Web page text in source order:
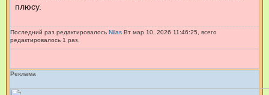
плюсу.
Последний раз редактировалось Nilas Вт мар 10, 2026 11:46:25, всего
редактировалось 1 раз.
Реклама